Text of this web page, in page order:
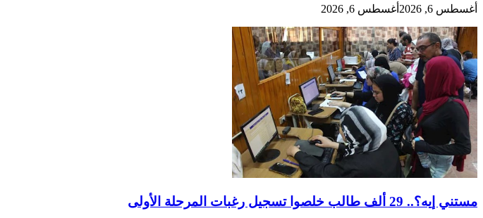
أغسطس 6, 2026 أغسطس 6, 2026
مستني إيه؟.. 29 ألف طالب خلصوا تسجيل رغبات المرحلة الأولى